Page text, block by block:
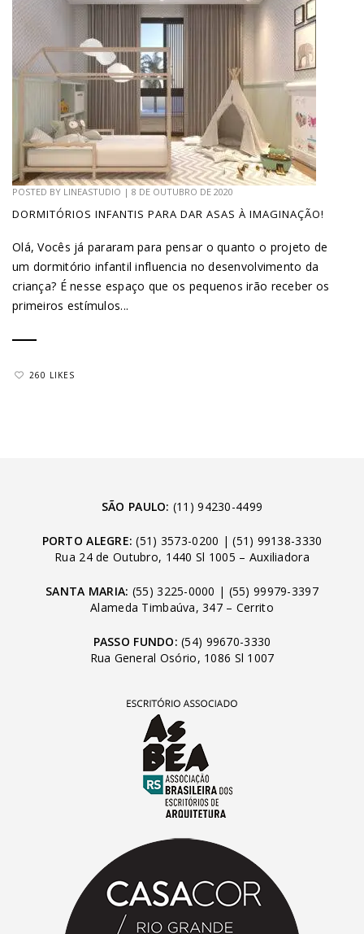
POSTED BY LINEASTUDIO | 8 DE OUTUBRO DE 2020
DORMITÓRIOS INFANTIS PARA DAR ASAS À IMAGINAÇÃO!
Olá, Vocês já pararam para pensar o quanto o projeto de
um dormitório infantil influencia no desenvolvimento da
criança? É nesse espaço que os pequenos irão receber os
primeiros estímulos...
260 LIKES
SÃO PAULO: (11) 94230-4499
PORTO ALEGRE: (51) 3573-0200 |(51) 99138-3330
Rua 24 de Outubro, 1440 Sl 1005 – Auxiliadora
SANTA MARIA: (55) 3225-0000 | (55) 99979-3397
Alameda Timbaúva, 347 – Cerrito
PASSO FUNDO: (54) 99670-3330
Rua General Osório, 1086 Sl 1007